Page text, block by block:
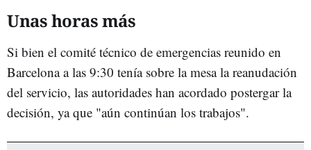
Unas horas más
Si bien el comité técnico de emergencias reunido en
Barcelona a las 9:30 tenía sobre la mesa la reanudación
del servicio, las autoridades han acordado postergar la
decisión, ya que "aún continúan los trabajos".